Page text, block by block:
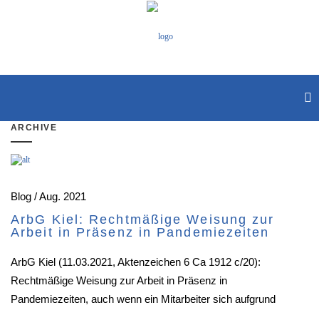
ARCHIVE
Blog / Aug. 2021
ArbG Kiel: Rechtmäßige Weisung zur
Arbeit in Präsenz in Pandemiezeiten
ArbG Kiel (11.03.2021, Aktenzeichen 6 Ca 1912 c/20):
Rechtmäßige Weisung zur Arbeit in Präsenz in
Pandemiezeiten, auch wenn ein Mitarbeiter sich aufgrund